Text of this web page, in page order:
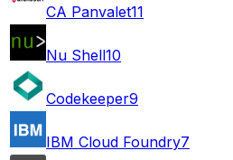
CA Panvalet11
Nu Shell10
Codekeeper9
IBM Cloud Foundry7